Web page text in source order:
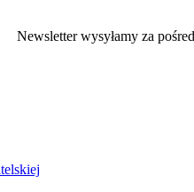
Newsletter wysyłamy za